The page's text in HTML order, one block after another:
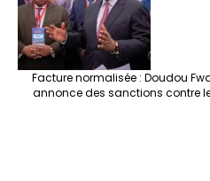
Facture normalisée : Doudou
annonce des sanctions contre